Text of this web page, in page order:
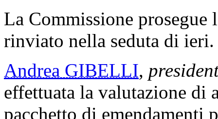
La Commissione prosegue
rinviato nella seduta di ieri.
Andrea GIBELLI,
effettuata la valutazione
pacchetto di emendamenti